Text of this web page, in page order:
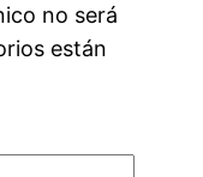
no será
están